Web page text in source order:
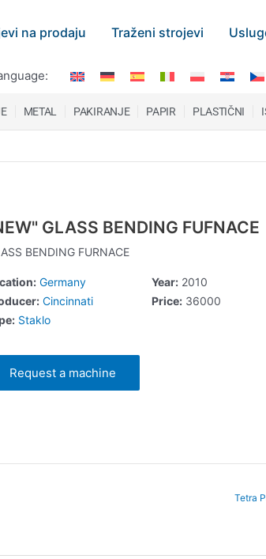
na prodaju Traženi strojevi
METAL PAKIRANJE PAPIR PLASTIČNI
GLASS BENDING FUFNACE
BENDING FURNACE
Germany
Cincinnati
Staklo
Year:2010
Price:36000
Request a machine
Tetra